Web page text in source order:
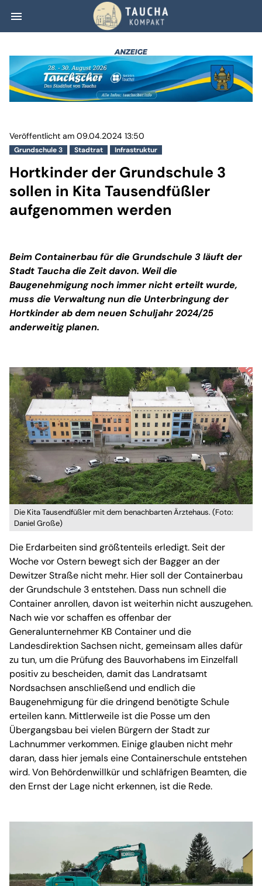
menu Hortkinder der
Grundschule 3 Stadtrat Infrastruktur
Veröffentlicht am 09.04.2024 13:50
Hortkinder der Grundschule 3
sollen in Kita Tausendfüßler
aufgenommen werden
Beim Containerbau für die Grundschule 3 läuft der
Stadt Taucha die Zeit davon. Weil die
Baugenehmigung noch immer nicht erteilt wurde,
muss die Verwaltung nun die Unterbringung der
Hortkinder ab dem neuen Schuljahr 2024/25
anderweitig planen.
Die Kita Tausendfüßler mit dem benachbarten Ärztehaus. (Foto:
Daniel Große)
Die Erdarbeiten sind größtenteils erledigt. Seit der
Woche vor Ostern bewegt sich der Bagger an der
Dewitzer Straße nicht mehr. Hier soll der Containerbau
der Grundschule 3 entstehen. Dass nun schnell die
Container anrollen, davon ist weiterhin nicht auszugehen.
Nach wie vor schaffen es offenbar der
Generalunternehmer KB Container und die
Landesdirektion Sachsen nicht, gemeinsam alles dafür
zu tun, um die Prüfung des Bauvorhabens im Einzelfall
positiv zu bescheiden, damit das Landratsamt
Nordsachsen anschließend und endlich die
Baugenehmigung für die dringend benötigte Schule
erteilen kann. Mittlerweile ist die Posse um den
Übergangsbau bei vielen Bürgern der Stadt zur
Lachnummer verkommen. Einige glauben nicht mehr
daran, dass hier jemals eine Containerschule entstehen
wird. Von Behördenwillkür und schläfrigen Beamten, die
den Ernst der Lage nicht erkennen, ist die Rede.